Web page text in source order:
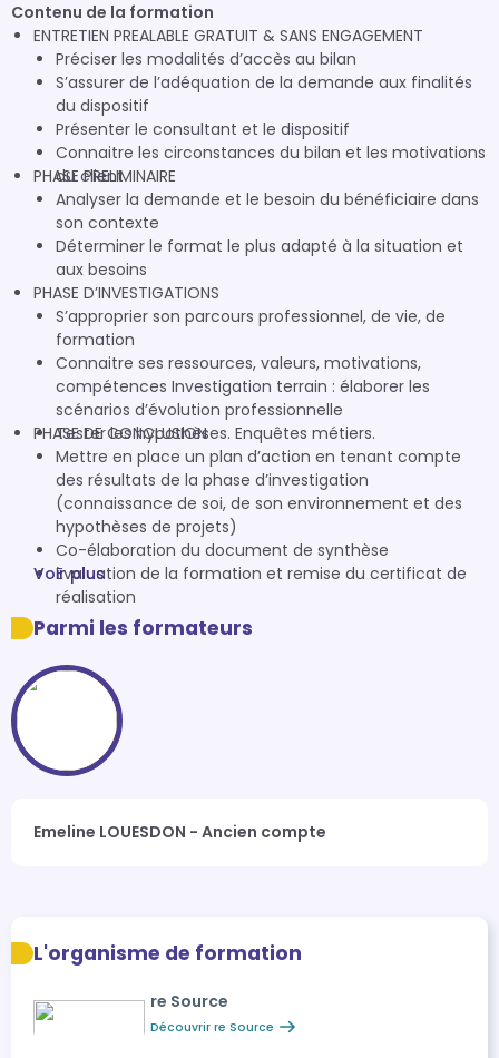
Contenu de la formation
ENTRETIEN PREALABLE GRATUIT & SANS ENGAGEMENT
Préciser les modalités d’accès au bilan
S’assurer de l’adéquation de la demande aux finalités
du dispositif
Présenter le consultant et le dispositif
Connaitre les circonstances du bilan et les motivations
du client
PHASE PRELIMINAIRE
Analyser la demande et le besoin du bénéficiaire dans
son contexte
Déterminer le format le plus adapté à la situation et
aux besoins
PHASE D’INVESTIGATIONS
S’approprier son parcours professionnel, de vie, de
formation
Connaitre ses ressources, valeurs, motivations,
compétences Investigation terrain : élaborer les
scénarios d’évolution professionnelle
Tester les hypothèses. Enquêtes métiers.
PHASE DE CONCLUSION
Mettre en place un plan d’action en tenant compte
des résultats de la phase d’investigation
(connaissance de soi, de son environnement et des
hypothèses de projets)
Co-élaboration du document de synthèse
Evaluation de la formation et remise du certificat de
réalisation
Voir plus
Parmi les formateurs
Emeline LOUESDON - Ancien compte
L'organisme de formation
re Source
Découvrir re Source